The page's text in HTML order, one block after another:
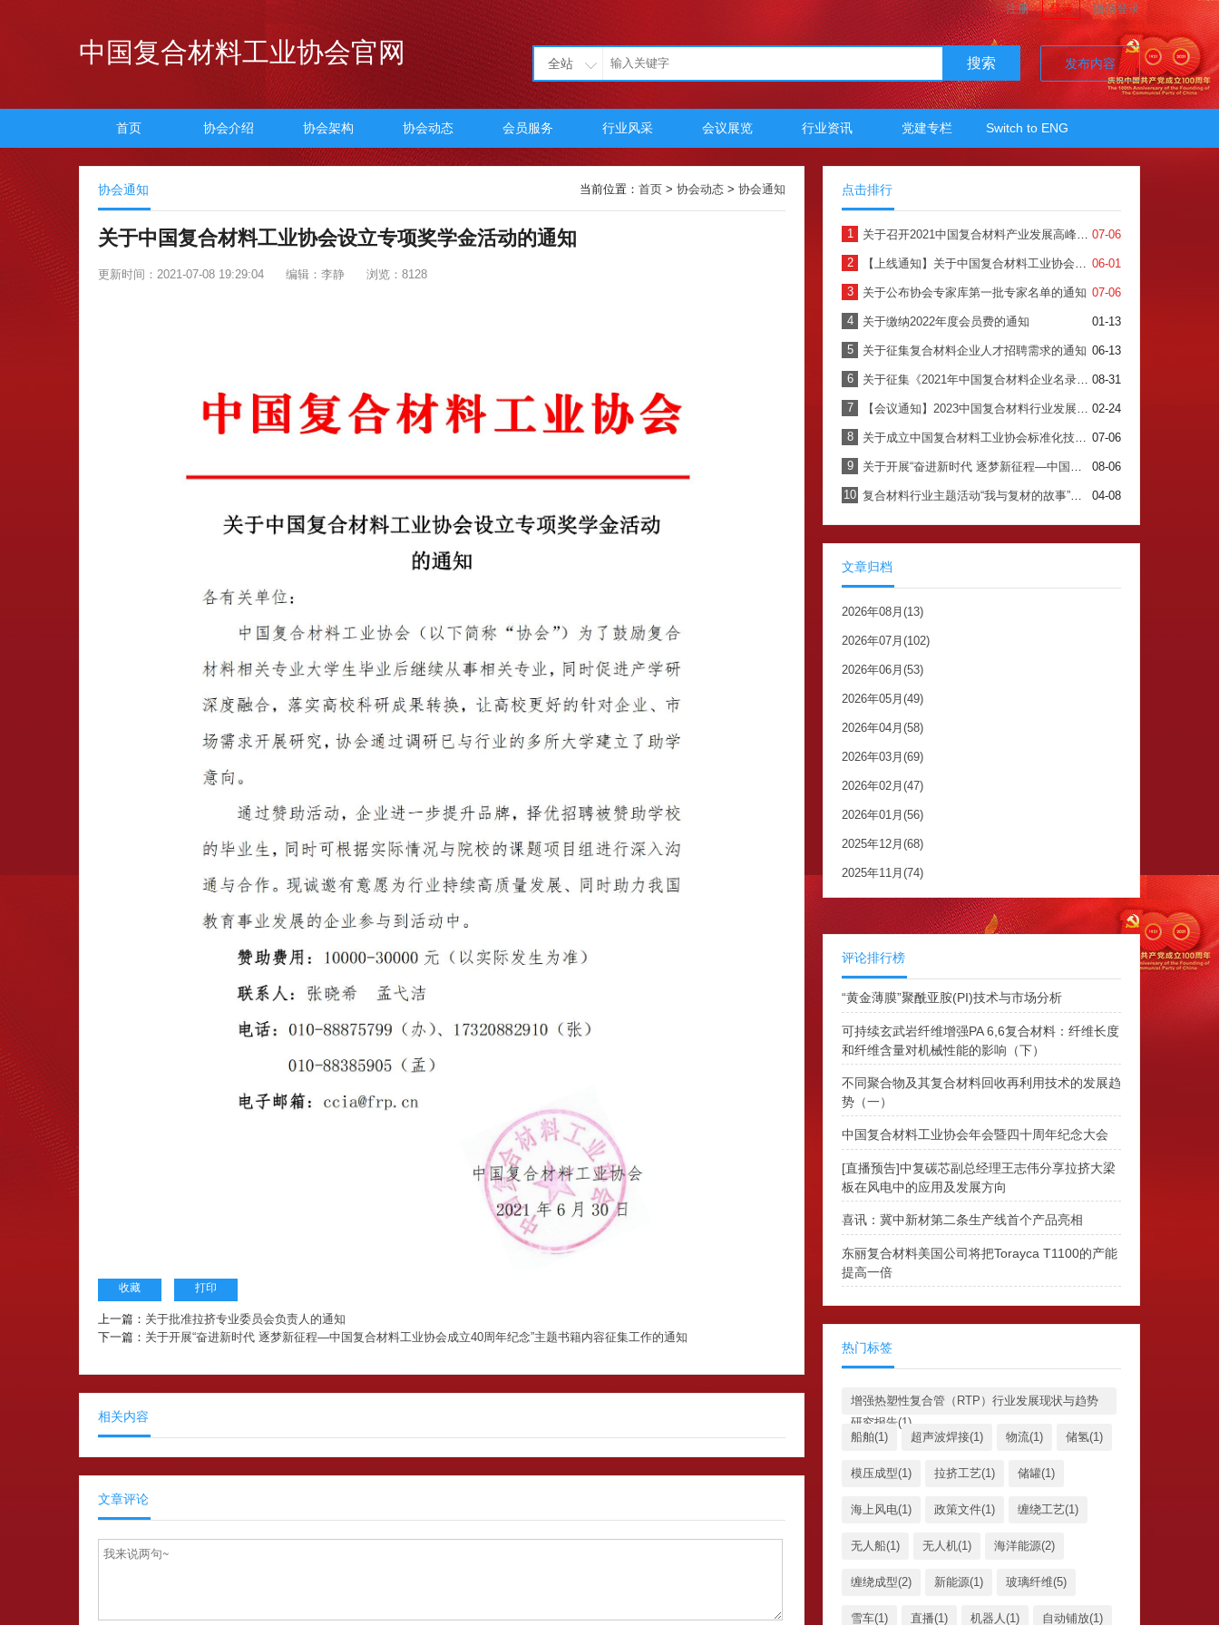
注册 登录 微信登录
中国复合材料工业协会官网 全站 搜索 发布内容
首页 协会介绍 协会架构 协会动态 会员服务 行业风采 会议展览 行业资讯 党建专栏 Switch to ENG
协会通知 当前位置： 首页 > 协会动态 > 协会通知
关于中国复合材料工业协会设立专项奖学金活动的通知
更新时间：2021-07-08 19:29:04 编辑：李静 浏览：8128
收藏 打印
上一篇： 关于批准拉挤专业委员会负责人的通知
下一篇： 关于开展“奋进新时代 逐梦新征程—中国复合材料工业协会成立40周年纪念”主题书籍内容征集工作的通知
相关内容
文章评论
点击排行
1 07-06
关于召开2021中国复合材料产业发展高峰论坛暨中国复合材料工业协会年会的预通知
2 06-01
【上线通知】关于中国复合材料工业协会会员服务系统正式上线使用的通知
3 07-06
关于公布协会专家库第一批专家名单的通知
4 01-13
关于缴纳2022年度会员费的通知
5 06-13
关于征集复合材料企业人才招聘需求的通知
6 08-31
关于征集《2021年中国复合材料企业名录》的通知
7 02-24
【会议通知】2023中国复合材料行业发展大会暨七届四次理事会
8 07-06
关于成立中国复合材料工业协会标准化技术委员会的通知
9 08-06
关于开展“奋进新时代 逐梦新征程—中国复合材料工业协会成立40周年纪念”主题书籍内容征集工作的通知
10 04-08
复合材料行业主题活动“我与复材的故事”征集开始啦！！！
文章归档
2026年08月(13)
2026年07月(102)
2026年06月(53)
2026年05月(49)
2026年04月(58)
2026年03月(69)
2026年02月(47)
2026年01月(56)
2025年12月(68)
2025年11月(74)
评论排行榜
“黄金薄膜”聚酰亚胺(PI)技术与市场分析
可持续玄武岩纤维增强PA 6,6复合材料：纤维长度
和纤维含量对机械性能的影响（下）
不同聚合物及其复合材料回收再利用技术的发展趋
势（一）
中国复合材料工业协会年会暨四十周年纪念大会
[直播预告]中复碳芯副总经理王志伟分享拉挤大梁
板在风电中的应用及发展方向
喜讯：冀中新材第二条生产线首个产品亮相
东丽复合材料美国公司将把Torayca T1100的产能
提高一倍
热门标签
增强热塑性复合管（RTP）行业发展现状与趋势
研究报告(1)
船舶(1)
超声波焊接(1) 物流(1) 储氢(1)
模压成型(1) 拉挤工艺(1) 储罐(1)
海上风电(1) 政策文件(1) 缠绕工艺(1)
无人船(1) 无人机(1) 海洋能源(2)
缠绕成型(2) 新能源(1) 玻璃纤维(5)
雪车(1) 直播(1) 机器人(1) 自动铺放(1)